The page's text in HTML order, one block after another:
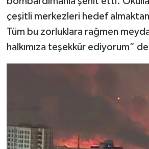
çeşitli merkezleri hedef
Tüm bu zorluklara rağmen
halkımıza teşekkür ediyorum”